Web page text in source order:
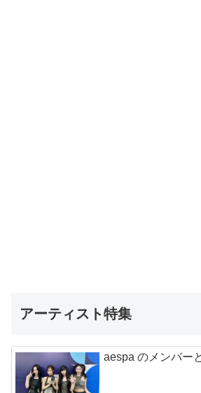
アーティスト特集
aespa のメンバー